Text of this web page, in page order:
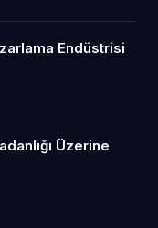
Endüstrisi
Üzerine